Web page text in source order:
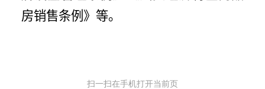
房销售条例》等。
扫一扫在手机打开当前页